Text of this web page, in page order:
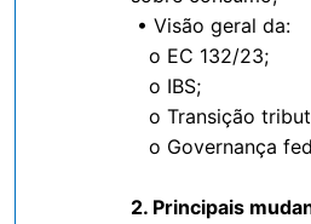
• Visão geral da:
o EC 132/23;
o IBS;
o Transição
o Governança
2. Principais